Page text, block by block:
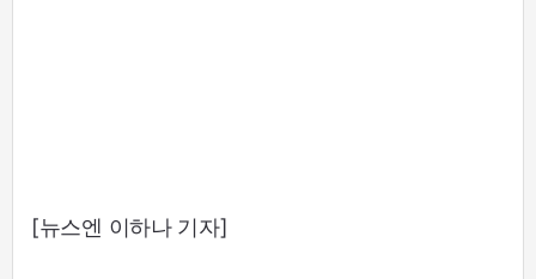
[뉴스엔 이하나 기자]